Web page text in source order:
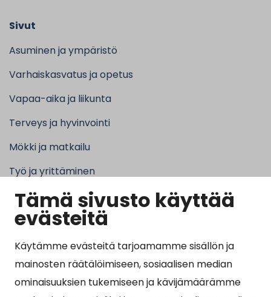
Tämä sivusto käyttää
evästeitä
Käytämme evästeitä tarjoamamme sisällön ja
mainosten räätälöimiseen, sosiaalisen median
ominaisuuksien tukemiseen ja kävijämäärämme
Sivut
Asuminen ja ympäristö
Varhaiskasvatus ja opetus
Vapaa-aika ja liikunta
Terveys ja hyvinvointi
Mökki ja matkailu
Työ ja yrittäminen
Kunta ja hallinto
Suosituimmat sivut
Esityslistat, pöytäkirjat, viranhaltijapäätökset ja